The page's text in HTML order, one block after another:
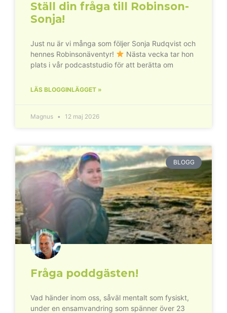
Ställ din fråga till Robinson-
Sonja!
Just nu är vi många som följer Sonja Rudqvist och
hennes Robinsonäventyr!
Nästa vecka tar hon
plats i vår podcaststudio för att berätta om
LÄS BLOGGINLÄGGET »
Magnus 12 maj 2026
BLOGG
Fråga poddgästen!
Vad händer inom oss, såväl mentalt som fysiskt,
under en ensamvandring som spänner över 23